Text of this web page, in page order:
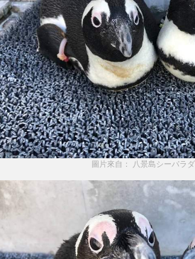
圖片來自： 八景島シーパラ